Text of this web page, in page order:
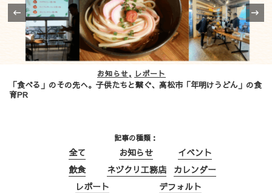
お知らせ レポート
「食べる」のその先へ。子供たちと繋ぐ、高松市「年明けうどん」の食
育PR
‹
記事の種類
全て お知らせ
イベント
飲食
ネヅクリ工務店
カレンダー
レポート
デフォルト